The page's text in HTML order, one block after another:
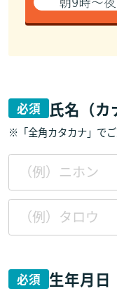
必須 氏名（カ
※「全角カタカナ」でご
必須 生年月日